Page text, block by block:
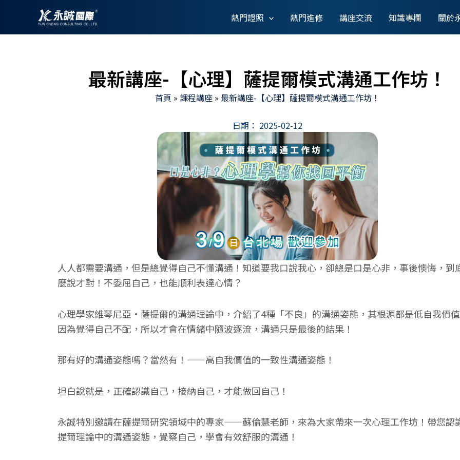
主
熱門證照 熱門進修 講座交流 知識專欄 關於
最新講座-【心理】薩提爾模式溝通工作坊！
首頁 » 課程講座» 最新講座-【心理】薩提爾模式溝通工作坊！
日期： 2025-02-12
人人都需要溝通，但是總覺得自己不懂溝通！知道要我口說我心，卻總是口是心非，事後懊悔，到
麼說才對！不委屈自己，也能順利表達心情？
心理學家維琴尼亞·薩提爾的溝通理論中，介紹了4種「不良」的溝通姿態，其根源都是低自我價值
因為覺得自己不配，所以才會在情緒中隨波逐流，溝通只是最後的結果！
那有好的溝通姿態嗎？當然有！——高自我價值的一致性溝通姿態！
坦白說就是，正確認識自己，接納自己，才能做回自己！
永誠特別邀請在薩提爾研究領域中的專家——蘇倫慧老師，來為大家帶來一次心理工作坊！帶您認
提爾理論中的溝通姿態，覺察自己，學會有效舒服的溝通！